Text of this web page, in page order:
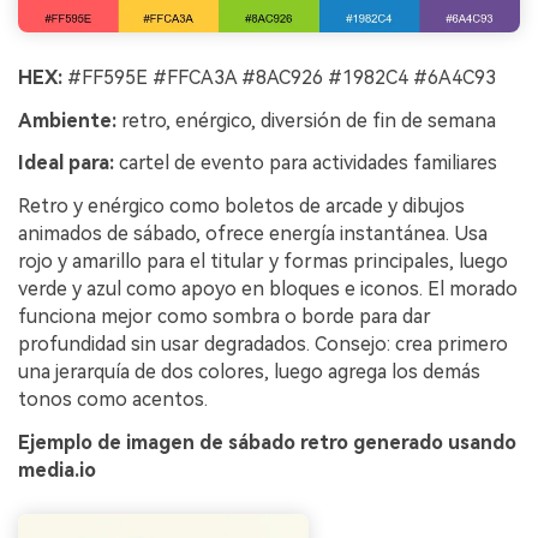
HEX: #FF595E #FFCA3A #8AC926 #1982C4 #6A4C93
Ambiente: retro, enérgico, diversión de fin de semana
Ideal para: cartel de evento para actividades familiares
Retro y enérgico como boletos de arcade y dibujos
animados de sábado, ofrece energía instantánea. Usa
rojo y amarillo para el titular y formas principales, luego
verde y azul como apoyo en bloques e iconos. El morado
funciona mejor como sombra o borde para dar
profundidad sin usar degradados. Consejo: crea primero
una jerarquía de dos colores, luego agrega los demás
tonos como acentos.
Ejemplo de imagen de sábado retro generado usando
media.io